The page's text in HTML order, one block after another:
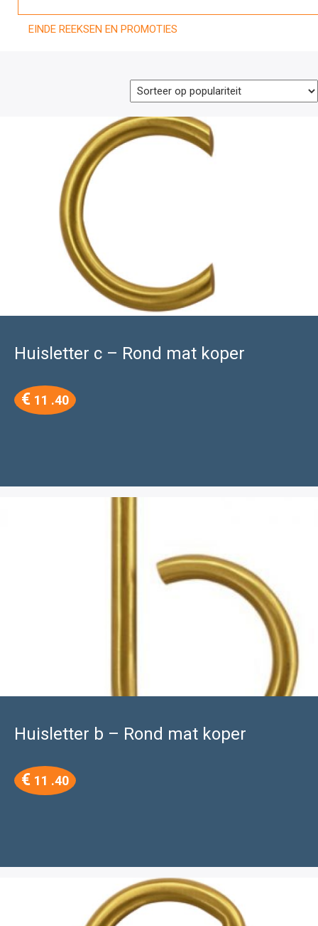
EINDE REEKSEN EN PROMOTIES
Huisletter c – Rond mat koper
€ 11 .40
Huisletter b – Rond mat koper
€ 11 .40